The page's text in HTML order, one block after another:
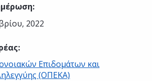
:
2022
:
Επιδομάτων και
(ΟΠΕΚΑ)